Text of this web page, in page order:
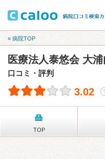
« 病院TOP
医療法人泰悠会 大
口コミ・評判
3.02
TOP